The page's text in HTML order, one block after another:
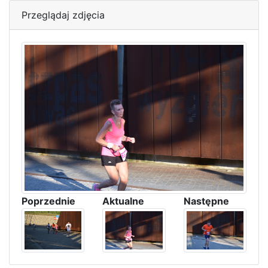
Przeglądaj zdjęcia
Poprzednie Aktualne Następne